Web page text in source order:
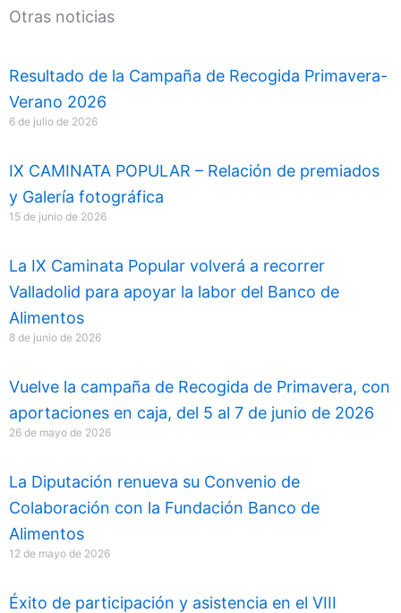
e
o
k
t
r
g
r
b
e
Otras noticias
Resultado de la Campaña de Recogida Primavera-
Verano 2026
6 de julio de 2026
IX CAMINATA POPULAR – Relación de premiados
y Galería fotográfica
15 de junio de 2026
La IX Caminata Popular volverá a recorrer
Valladolid para apoyar la labor del Banco de
Alimentos
8 de junio de 2026
Vuelve la campaña de Recogida de Primavera, con
aportaciones en caja, del 5 al 7 de junio de 2026
26 de mayo de 2026
La Diputación renueva su Convenio de
Colaboración con la Fundación Banco de
Alimentos
12 de mayo de 2026
Éxito de participación y asistencia en el VIII